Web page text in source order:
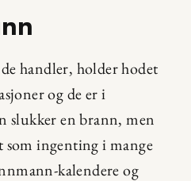
handler, holder hodet
og de er i
slukker en brann, men
som ingenting i mange
kalendere og